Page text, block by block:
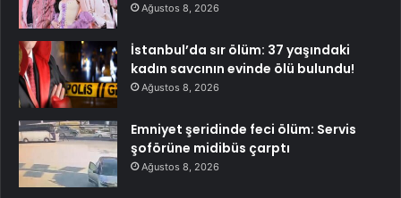
Ağustos 8, 2026
İstanbul’da sır ölüm: 37 yaşındaki
kadın savcının evinde ölü bulundu!
Ağustos 8, 2026
Emniyet şeridinde feci ölüm: Servis
şoförüne midibüs çarptı
Ağustos 8, 2026